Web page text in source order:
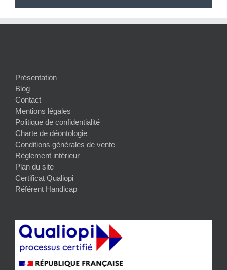
Présentation
Blog
Contact
Mentions légales
Politique de confidentialité
Charte de déontologie
Conditions générales de vente
Règlement intérieur
Plan du site
Certificat Qualiopi
Référent Handicap